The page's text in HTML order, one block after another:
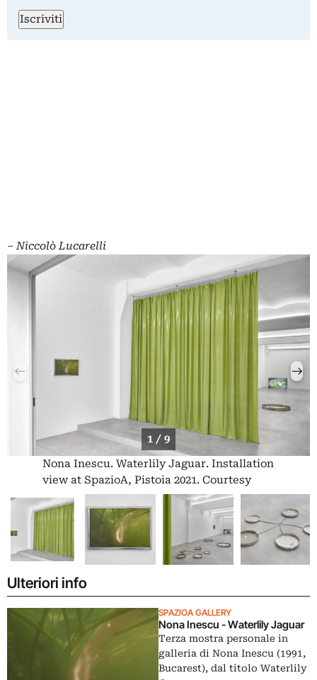
Iscriviti
‒ Niccolò Lucarelli
1 / 9
Nona Inescu. Waterlily Jaguar. Installation
view at SpazioA, Pistoia 2021. Courtesy
SpazioA
Ulteriori info
SPAZIOA GALLERY
Nona Inescu - Waterlily Jaguar
Terza mostra personale in
galleria di Nona Inescu (1991,
Bucarest), dal titolo Waterlily